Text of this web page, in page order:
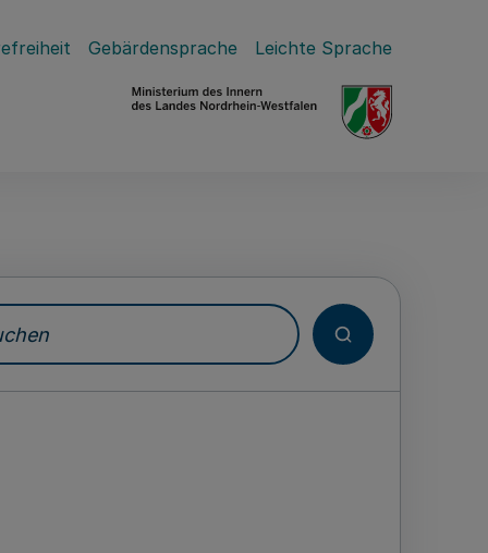
Gebärdensprache Leichte Sprache